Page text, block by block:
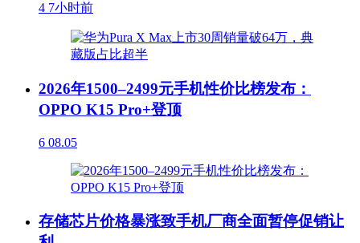
4 7小时前
2026年1500–2499元手机性价比榜发布：
OPPO K15 Pro+登顶
6 08.05
存储芯片价格暴涨致手机厂商全面暂停促销让